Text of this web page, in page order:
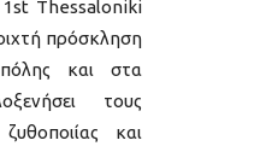
1st Thessaloniki
πρόσκληση
και στα
τους
ζυθοποιίας και